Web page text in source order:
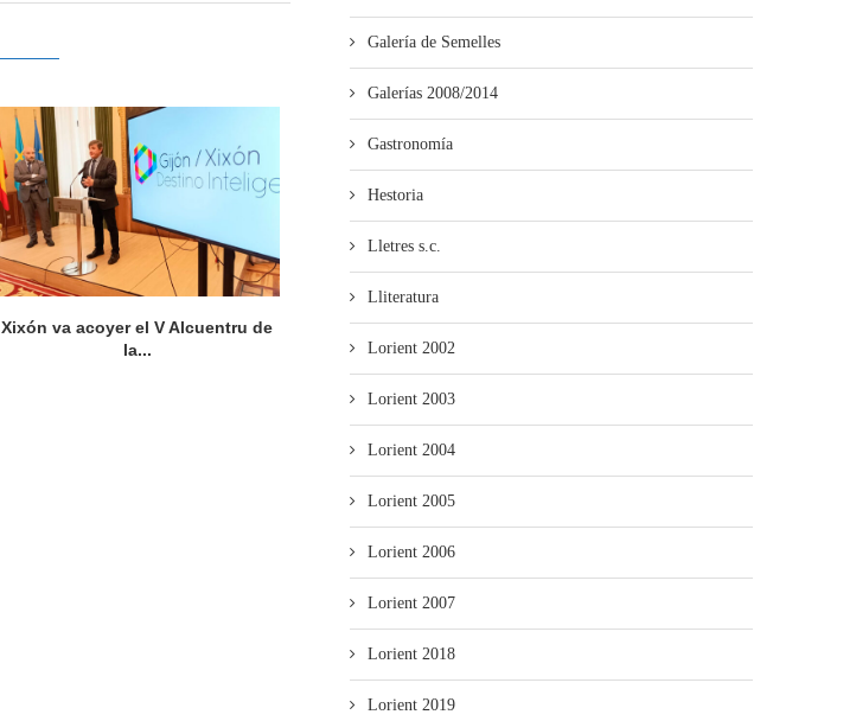
Xixón va acoyer el V Alcuentru de
la...
Presentáu’l segundu capítulu de
‘Gijonomía’: una hestoria de...
Nueva ruta de realidá
Galería de Semelles
Galerías 2008/2014
Gastronomía
Hestoria
Lletres s.c.
Lliteratura
Lorient 2002
Lorient 2003
Lorient 2004
Lorient 2005
Lorient 2006
Lorient 2007
Lorient 2018
Lorient 2019